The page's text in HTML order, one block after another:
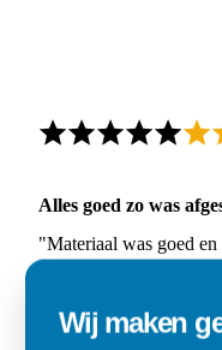
Alles goed zo was
"Materiaal was goed
Den Dungen
Wij maken